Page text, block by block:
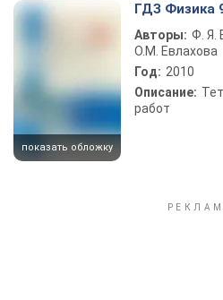
показать обложку
ГДЗ Физика
Авторы: Ф. Я.
О.М. Евлахова
Год: 2010
Описание:
работ